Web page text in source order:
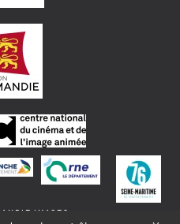
IMAGES